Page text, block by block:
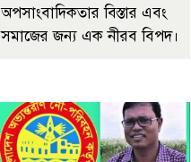
অপসাংবাদিকতার বিস্তার এবং
সমাজের জন্য এক নীরব বিপদ।